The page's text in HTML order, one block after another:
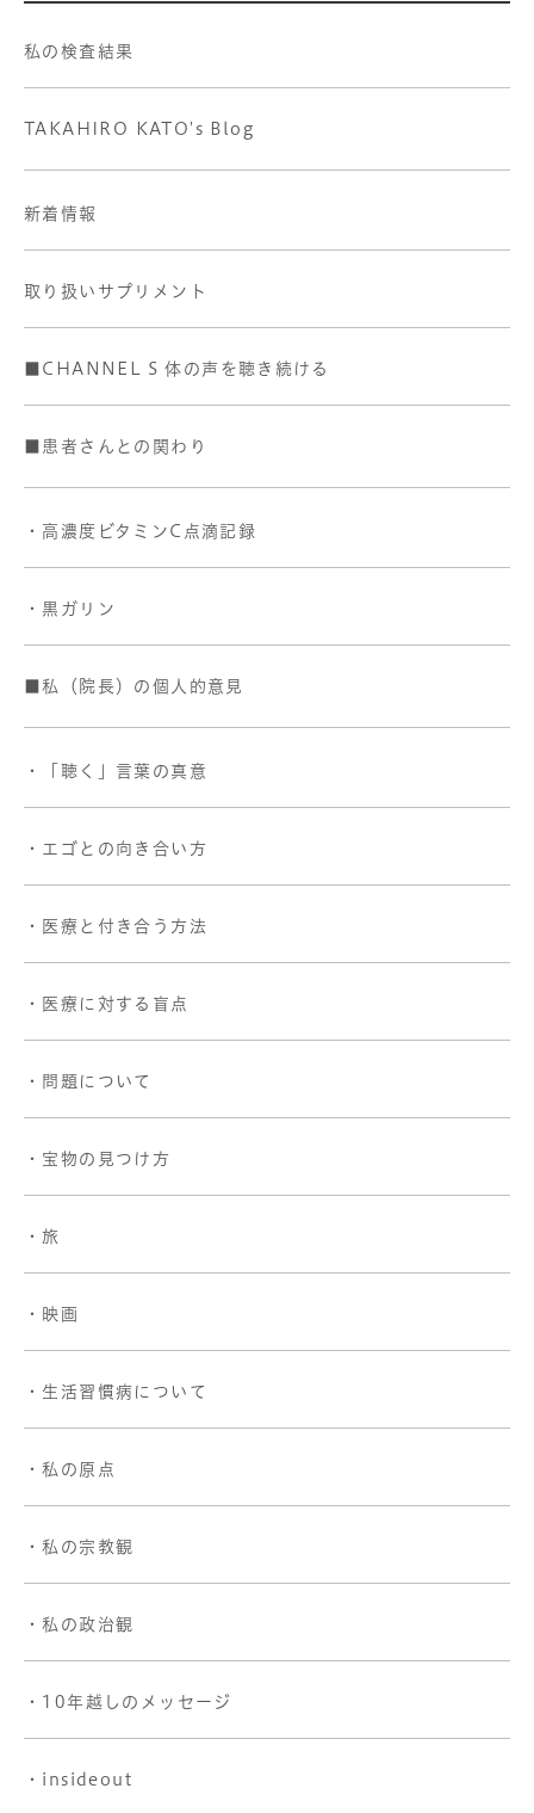
私の検査結果
TAKAHIRO KATO's Blog
新着情報
取り扱いサプリメント
■CHANNEL S 体の声を聴き続ける
■患者さんとの関わり
・高濃度ビタミンC点滴記録
・黒ガリン
■私（院長）の個人的意見
・「聴く」言葉の真意
・エゴとの向き合い方
・医療と付き合う方法
・医療に対する盲点
・問題について
・宝物の見つけ方
・旅
・映画
・生活習慣病について
・私の原点
・私の宗教観
・私の政治観
・10年越しのメッセージ
・insideout